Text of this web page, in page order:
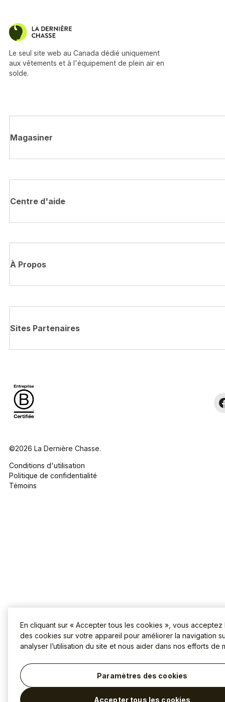
Le seul site web au Canada dédié uniquement
aux vêtements et à l'équipement de plein air en
solde.
Magasiner
Centre d'aide
À Propos
Sites Partenaires
©2026 La Dernière Chasse.
Conditions d'utilisation
Politique de confidentialité
Témoins
En cliquant sur « Accepter tous les cookies », vous
des cookies sur votre appareil pour améliorer la navigation
analyser l’utilisation du site et nous aider dans nos efforts de
Paramètres des cookies
Accepter tous les cookies